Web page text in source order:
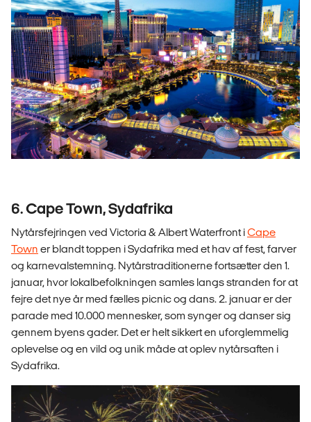
6. Cape Town, Sydafrika
Nytårsfejringen ved Victoria & Albert Waterfront iCape
Town er blandt toppen i Sydafrika med et hav af fest, farver
og karnevalstemning. Nytårstraditionerne fortsætter den 1.
januar, hvor lokalbefolkningen samles langs stranden for at
fejre det nye år med fælles picnic og dans. 2. januar er der
parade med 10.000 mennesker, som synger og danser sig
gennem byens gader. Det er helt sikkert en uforglemmelig
oplevelse og en vild og unik måde at oplev nytårsaften i
Sydafrika.